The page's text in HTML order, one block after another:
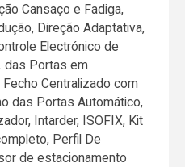
Cansaço e Fadiga,
Direção Adaptativa,
Electrónico de
das Portas em
Centralizado com
das Portas Automático,
Intarder, ISOFIX, Kit
Perfil De
de estacionamento